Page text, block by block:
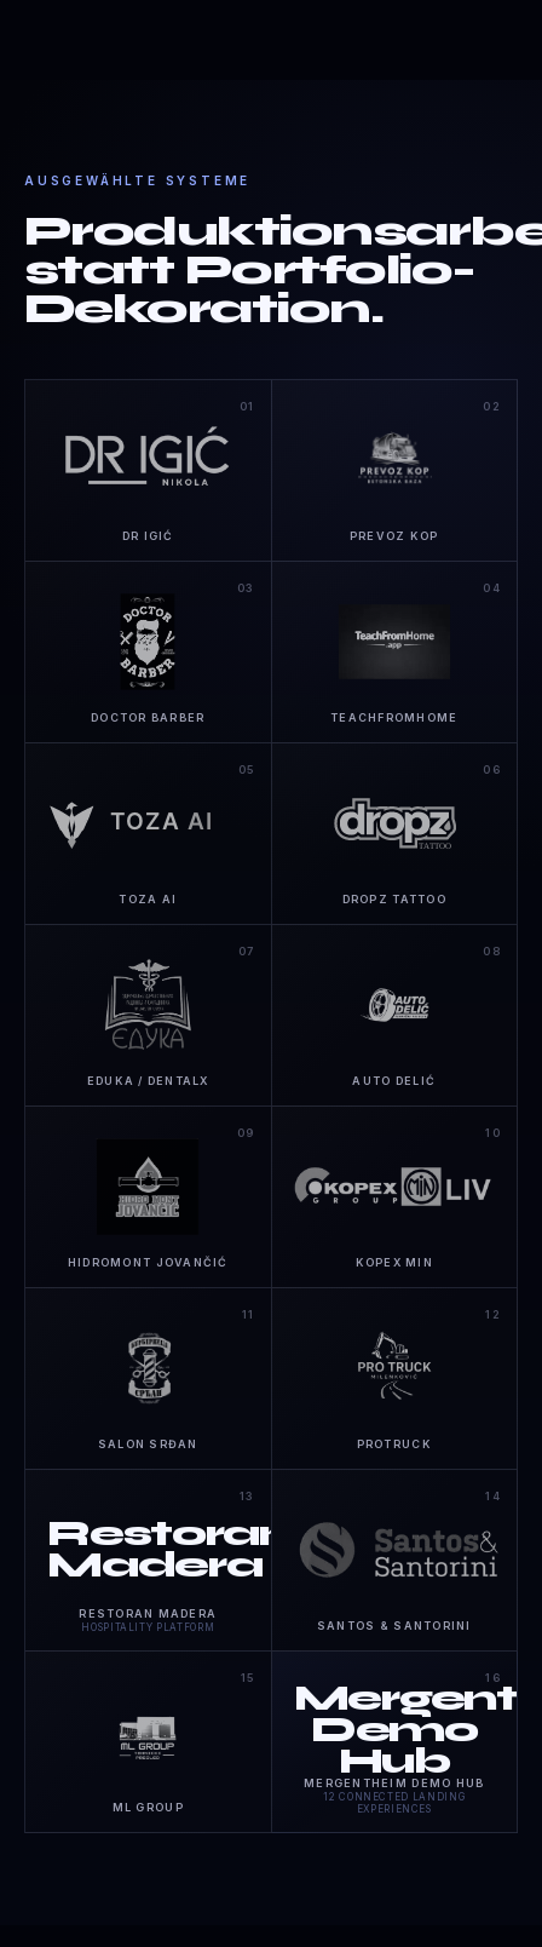
AUSGEWÄHLTE SYSTEME
statt Portfolio-
Dekoration.
01
DR IGIĆ
02
PREVOZ KOP
03
DOCTOR BARBER
04
TEACHFROMHOME
05
TOZA AI
06
DROPZ TATTOO
07
EDUKA / DENTALX
08
AUTO DELIĆ
09
HIDROMONT JOVANČIĆ
10
KOPEX MIN
11
SALON SRĐAN
12
PROTRUCK
13
Restoran
Madera
RESTORAN MADERA
HOSPITALITY PLATFORM
14
SANTOS & SANTORINI
15
ML GROUP
16
Demo
Hub
MERGENTHEIM DEMO HUB
12 CONNECTED LANDING
EXPERIENCES